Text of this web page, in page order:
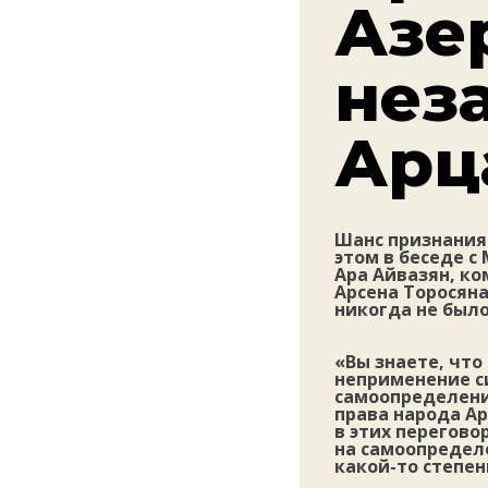
Шанс
этом в беседе
Ара Айвазян,
Арсена
никогда не
«Вы знаете,
неприменение
права народа
в этих
на
какой-то